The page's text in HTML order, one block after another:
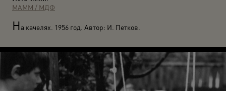
МАММ / МДФ
На качелях. 1956 год. Автор: И. Петков.